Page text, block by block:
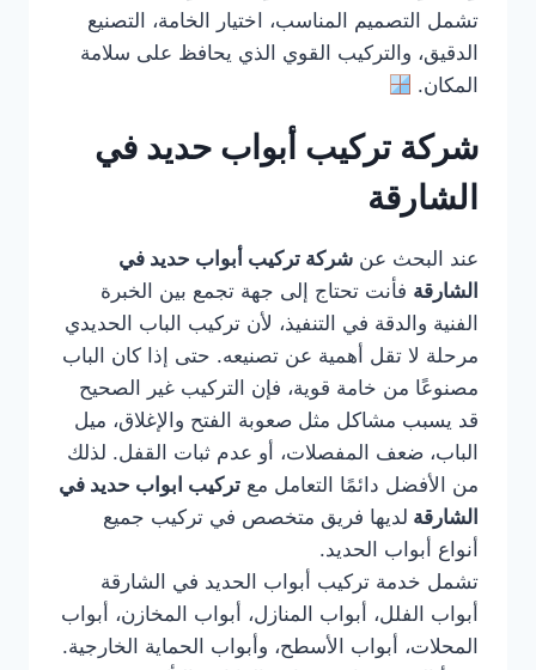
تشمل التصميم المناسب، اختيار الخامة، التصنيع
الدقيق، والتركيب القوي الذي يحافظ على سلامة
المكان.
شركة تركيب أبواب حديد في
الشارقة
عند البحث عن شركة تركيب أبواب حديد في
الشارقة فأنت تحتاج إلى جهة تجمع بين الخبرة
الفنية والدقة في التنفيذ، لأن تركيب الباب الحديدي
مرحلة لا تقل أهمية عن تصنيعه. حتى إذا كان الباب
مصنوعًا من خامة قوية، فإن التركيب غير الصحيح
قد يسبب مشاكل مثل صعوبة الفتح والإغلاق، ميل
الباب، ضعف المفصلات، أو عدم ثبات القفل. لذلك
من الأفضل دائمًا التعامل مع تركيب ابواب حديد في
الشارقة لديها فريق متخصص في تركيب جميع
أنواع أبواب الحديد.
تشمل خدمة تركيب أبواب الحديد في الشارقة
أبواب الفلل، أبواب المنازل، أبواب المخازن، أبواب
المحلات، أبواب الأسطح، وأبواب الحماية الخارجية.